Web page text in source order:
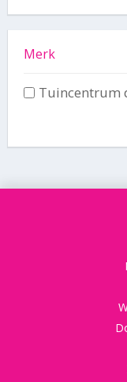
Merk
Tuincentrum